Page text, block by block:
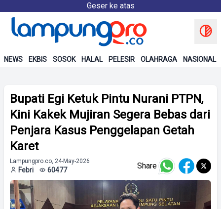
Geser ke atas
NEWS EKBIS SOSOK HALAL PELESIR OLAHRAGA NASIONAL
Bupati Egi Ketuk Pintu Nurani PTPN,
Kini Kakek Mujiran Segera Bebas dari
Penjara Kasus Penggelapan Getah
Karet
Lampungpro.co, 24-May-2026
Febri 60477 Share